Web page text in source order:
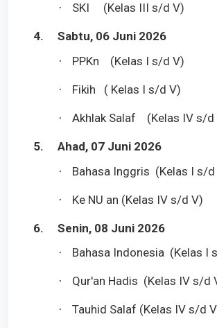
· SKI (Kelas III s/d V)
4. Sabtu, 06 Juni 2026
· PPKn (Kelas I s/d V)
· Fikih ( Kelas I s/d V)
· Akhlak Salaf (Kelas IV s/d
5. Ahad, 07 Juni 2026
· Bahasa Inggris (Kelas I s/d
· Ke NU an (Kelas IV s/d V)
6. Senin, 08 Juni 2026
· Bahasa Indonesia (Kelas I
· Qur'an Hadis (Kelas IV s/d
· Tauhid Salaf (Kelas IV s/d